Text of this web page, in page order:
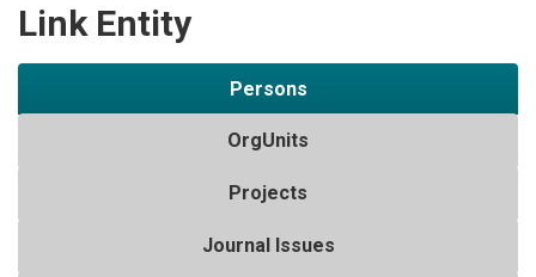
Link Entity
Persons
OrgUnits
Projects
Journal Issues